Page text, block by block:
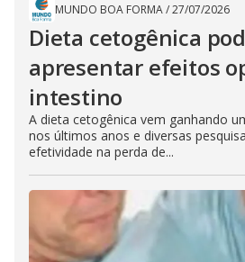
MUNDO BOA FORMA/27/07/2026
Dieta cetogênica
apresentar efeitos
intestino
A dieta cetogênica vem ganhando
nos últimos anos e diversas
efetividade na perda de...